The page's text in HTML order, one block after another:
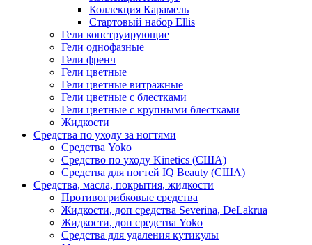
Коллекция Карамель
Стартовый набор Ellis
Гели конструирующие
Гели однофазные
Гели френч
Гели цветные
Гели цветные витражные
Гели цветные с блестками
Гели цветные с крупными блестками
Жидкости
Средства по уходу за ногтями
Средства Yoko
Средство по уходу Kinetics (США)
Средства для ногтей IQ Beauty (США)
Средства, масла, покрытия, жидкости
Противогрибковые средства
Жидкости, доп средства Severina, DeLakrua
Жидкости, доп средства Yoko
Средства для удаления кутикулы